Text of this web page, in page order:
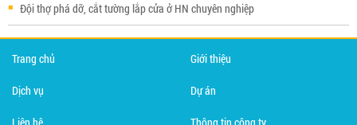
Đội thợ phá dỡ, cắt tường lắp cửa ở HN chuyên nghiệp
Trang chủ Giới thiệu
Dịch vụ Dự án